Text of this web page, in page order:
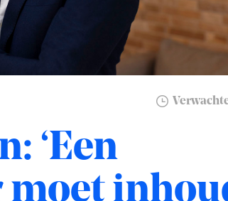
‘Een
moet